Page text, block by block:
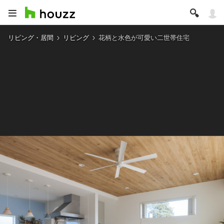
リビング・居間 リビング 花柄と水色が可愛い二世帯住宅